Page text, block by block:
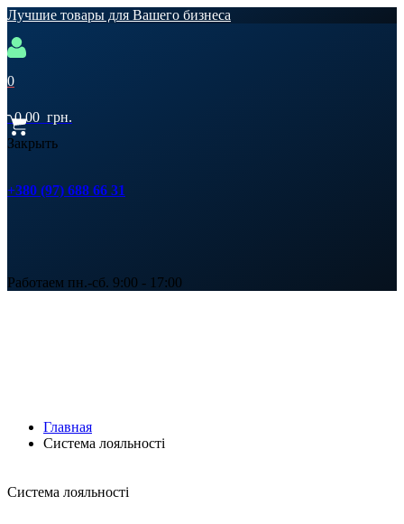
Лучшие товары для Вашего бизнеса
0
0,00 грн.
Закрыть
+380 (97) 688 66 31
Работаем пн.-сб. 9:00 - 17:00
Главная
Система лояльності
Система лояльності